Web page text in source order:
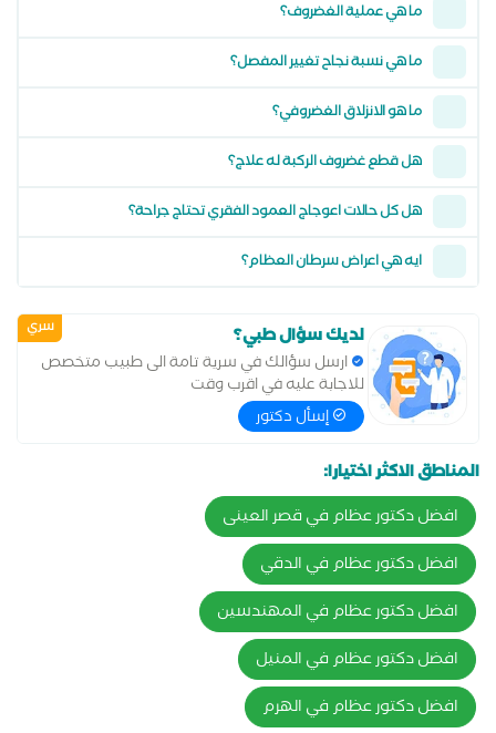
ما هي عملية الغضروف؟
ما هي نسبة نجاح تغيير المفصل؟
ما هو الانزلاق الغضروفي؟
هل قطع غضروف الركبة له علاج؟
هل كل حالات اعوجاج العمود الفقري تحتاج جراحة؟
ايه هي اعراض سرطان العظام؟
سري لديك سؤال طبي؟
ارسل سؤالك في سرية تامة الى طبيب متخصص
للاجابة عليه في اقرب وقت
إسأل دكتور
المناطق الاكثر اختيارا:
افضل دكتور عظام في قصر العينى
افضل دكتور عظام في الدقي
افضل دكتور عظام في المهندسين
افضل دكتور عظام في المنيل
افضل دكتور عظام في الهرم